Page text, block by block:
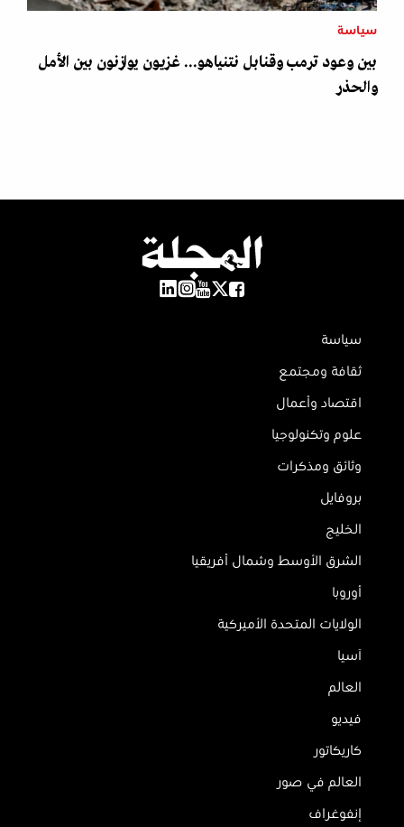
سياسة
بين وعود ترمب وقنابل نتنياهو... غزيون يوازنون بين الأمل
والحذر
سياسة
ثقافة ومجتمع
اقتصاد وأعمال
علوم وتكنولوجيا
وثائق ومذكرات
بروفايل
الخليج
الشرق الأوسط وشمال أفريقيا
أوروبا
الولايات المتحدة الأميركية
آسيا
العالم
فيديو
كاريكاتور
العالم في صور
إنفوغراف